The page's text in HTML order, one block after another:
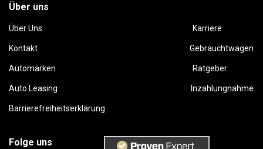
Über uns
Über Uns Karriere
Kontakt Gebrauchtwagen
Automarken Ratgeber
Auto Leasing Inzahlungnahme
Barrierefreiheitserklärung
Folge uns